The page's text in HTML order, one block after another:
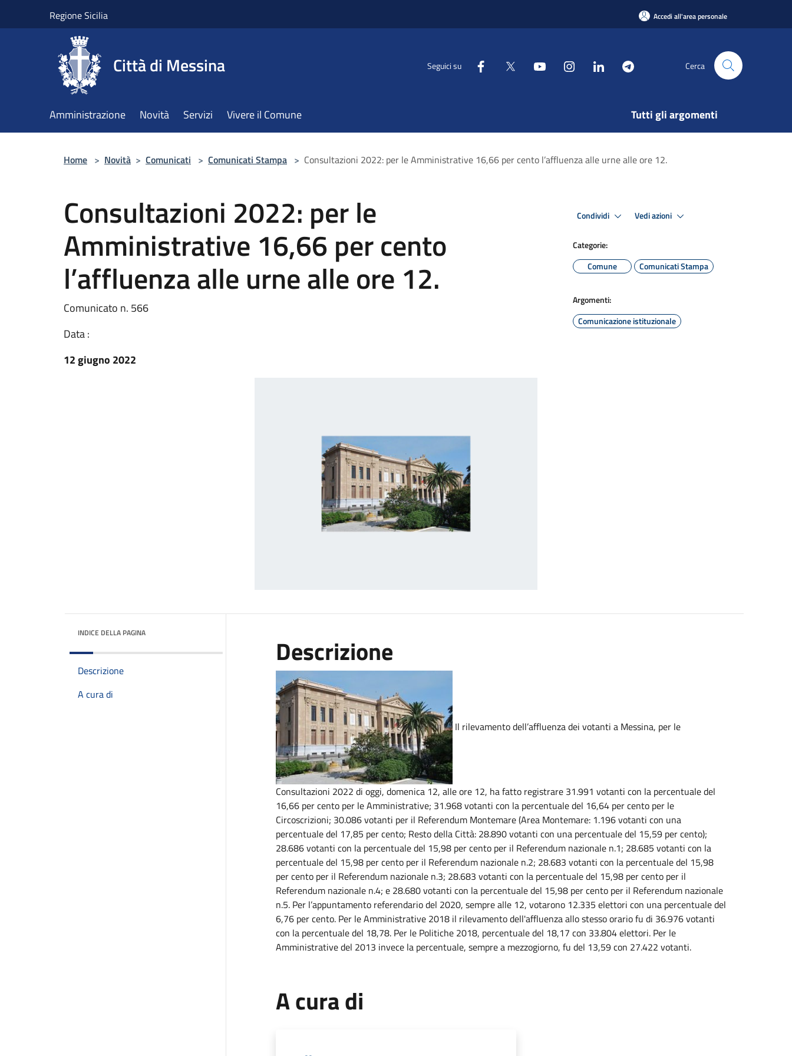
Regione Sicilia Accedi all'area personale
Città di Messina Seguici su Cerca
Amministrazione Novità Servizi Vivere il Comune Tutti gli argomenti
Home > Novità > Comunicati > Comunicati Stampa > Consultazioni 2022: per le Amministrative 16,66 per cento l’affluenza alle urne alle ore 12.
Consultazioni 2022: per le
Amministrative 16,66 per cento
l’affluenza alle urne alle ore 12.
Comunicato n. 566
Data :
12 giugno 2022
Condividi Vedi azioni
Categorie:
Comune
Comunicati Stampa
Argomenti:
Comunicazione istituzionale
INDICE DELLA PAGINA
Descrizione
A cura di
Descrizione
Il rilevamento dell’affluenza dei votanti a Messina, per le
Consultazioni 2022 di oggi, domenica 12, alle ore 12, ha fatto registrare 31.991 votanti con la percentuale del
16,66 per cento per le Amministrative; 31.968 votanti con la percentuale del 16,64 per cento per le
Circoscrizioni; 30.086 votanti per il Referendum Montemare (Area Montemare: 1.196 votanti con una
percentuale del 17,85 per cento; Resto della Città: 28.890 votanti con una percentuale del 15,59 per cento);
28.686 votanti con la percentuale del 15,98 per cento per il Referendum nazionale n.1; 28.685 votanti con la
percentuale del 15,98 per cento per il Referendum nazionale n.2; 28.683 votanti con la percentuale del 15,98
per cento per il Referendum nazionale n.3; 28.683 votanti con la percentuale del 15,98 per cento per il
Referendum nazionale n.4; e 28.680 votanti con la percentuale del 15,98 per cento per il Referendum nazionale
n.5. Per l’appuntamento referendario del 2020, sempre alle 12, votarono 12.335 elettori con una percentuale del
6,76 per cento. Per le Amministrative 2018 il rilevamento dell'affluenza allo stesso orario fu di 36.976 votanti
con la percentuale del 18,78. Per le Politiche 2018, percentuale del 18,17 con 33.804 elettori. Per le
Amministrative del 2013 invece la percentuale, sempre a mezzogiorno, fu del 13,59 con 27.422 votanti.
A cura di